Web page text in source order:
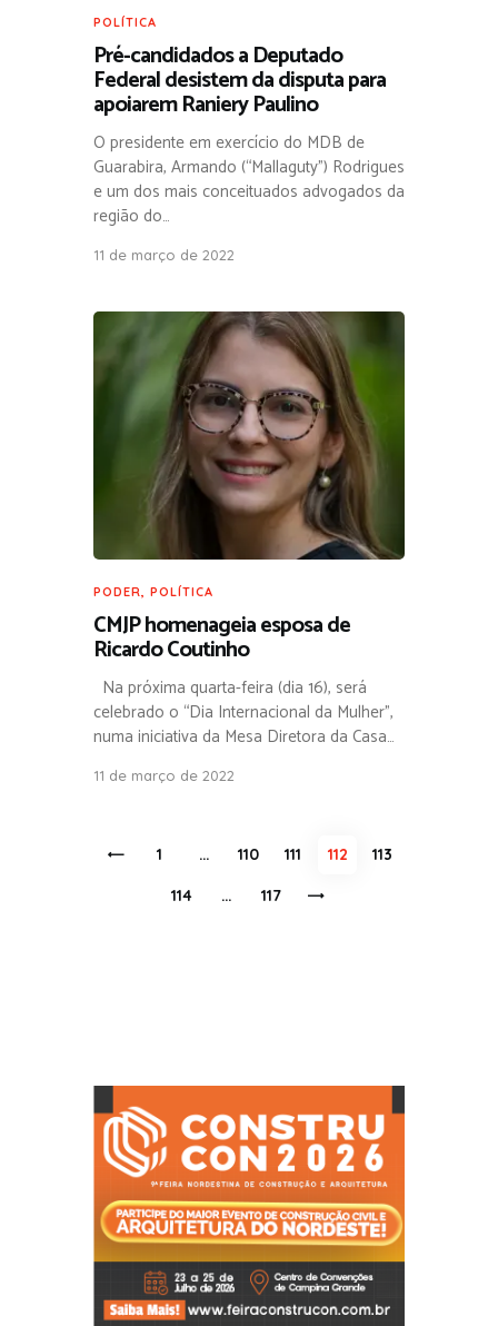
POLÍTICA
Pré-candidados a Deputado
Federal desistem da disputa para
apoiarem Raniery Paulino
O presidente em exercício do MDB de
Guarabira, Armando (“Mallaguty”) Rodrigues
e um dos mais conceituados advogados da
região do…
11 de março de 2022
PODER, POLÍTICA
CMJP homenageia esposa de
Ricardo Coutinho
Na próxima quarta-feira (dia 16), será
celebrado o “Dia Internacional da Mulher”,
numa iniciativa da Mesa Diretora da Casa…
11 de março de 2022
Paginação
PAGE
1 … PAGE
110 PAGE
111 PAGE
112 PAGE
113
PAGE
114 … PAGE
117
>